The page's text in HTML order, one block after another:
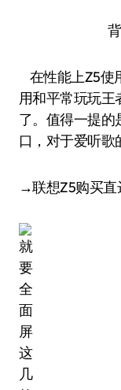
在性能上Z5使
用和平常玩玩王
了。值得一提的
口，对于爱听歌
→联想Z5购买